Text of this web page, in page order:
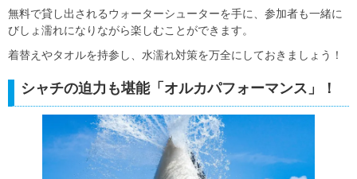
無料で貸し出されるウォーターシューターを手に、参加者も一緒に
びしょ濡れになりながら楽しむことができます。
着替えやタオルを持参し、水濡れ対策を万全にしておきましょう！
シャチの迫力も堪能「オルカパフォーマンス」！